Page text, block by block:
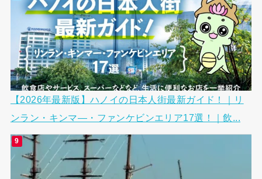
【2026年最新版】ハノイの日本人街最新ガイド！｜リ
ンラン・キンマ―・ファンケビンエリア17選！｜飲...